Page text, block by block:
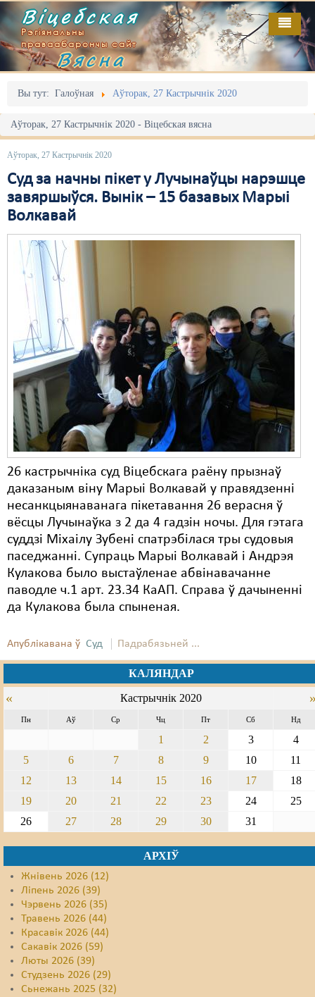
Віцебская
Рэгіянальны
праваабарончы сайт
Вясна
Вы тут: Галоўная Аўторак, 27 Кастрычнік 2020
Аўторак, 27 Кастрычнік 2020 - Віцебская вясна
Аўторак, 27 Кастрычнік 2020
Суд за начны пікет у Лучынаўцы нарэшце
завяршыўся. Вынік – 15 базавых Марыі
Волкавай
26 кастрычніка суд Віцебскага раёну прызнаў
даказаным віну Марыі Волкавай у правядзенні
несанкцыянаванага пікетавання 26 верасня ў
вёсцы Лучынаўка з 2 да 4 гадзін ночы. Для гэтага
суддзі Міхаілу Зубені спатрэбілася тры судовыя
паседжанні. Супраць Марыі Волкавай і Андрэя
Кулакова было выстаўленае абвінавачанне
паводле ч.1 арт. 23.34 КаАП. Справа ў дачыненні
да Кулакова была спыненая.
Апублікавана ў Суд Падрабязьней ...
КАЛЯНДАР
« Кастрычнік 2020
Пн Аў Ср Чц Пт Сб Нд
1 2 3
4
5
6 7 8 9 10
11
12
13 14 15 16 17
18
19
20 21 22 23 24
25
26
27 28 29 30 31
АРХІЎ
Жнівень 2026 (12)
Ліпень 2026 (39)
Чэрвень 2026 (35)
Травень 2026 (44)
Красавік 2026 (44)
Сакавік 2026 (59)
Люты 2026 (39)
Студзень 2026 (29)
Сьнежань 2025 (32)
Галоўная
Адміністрацыйны перасьлед
Акцыі
Выбары
Грамадзянскія ініцыятывы
Дзяржава
Дыскрымінацыя
Затрыманьні
Карная псыхіятрыя
КПЧ ААН
Культурныя правы
ЛПП
Мігранты
Мірныя сходы
Палітвязьні
Праваабаронцы
Правы дзіцяці
Пэнітэнцыярная сыстэма
Распальваньне варожасьці
Свабода сумленьня
Правы працоўных
Сацыяльныя правы
Выданьні
Відэа
Пра нас
RSS